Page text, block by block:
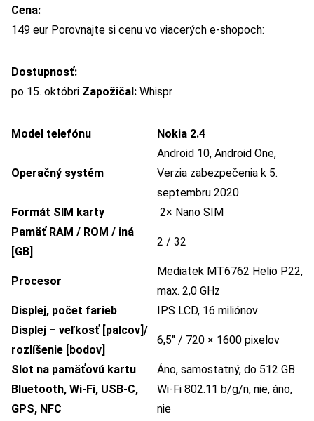
Cena:
149 eur Porovnajte si cenu vo viacerých e-shopoch:
Dostupnosť:
po 15. októbri Zapožičal: Whispr
Model telefónu Nokia 2.4
Operačný systém
Android 10, Android One,
Verzia zabezpečenia k 5.
septembru 2020
Formát SIM karty
2× Nano SIM
Pamäť RAM / ROM / iná
[GB]
2 / 32
Procesor
Mediatek MT6762 Helio P22,
max. 2,0 GHz
Displej, počet farieb
IPS LCD, 16 miliónov
Displej – veľkosť [palcov]/
rozlíšenie [bodov]
6,5″ / 720 × 1600 pixelov
Slot na pamäťovú kartu
Áno, samostatný, do 512 GB
Bluetooth, Wi-Fi, USB-C,
GPS, NFC
Wi-Fi 802.11 b/g/n, nie, áno,
nie